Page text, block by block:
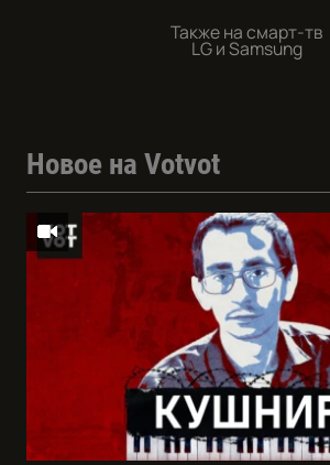
Также на смарт-тв
LG и Samsung
Новое на Votvot